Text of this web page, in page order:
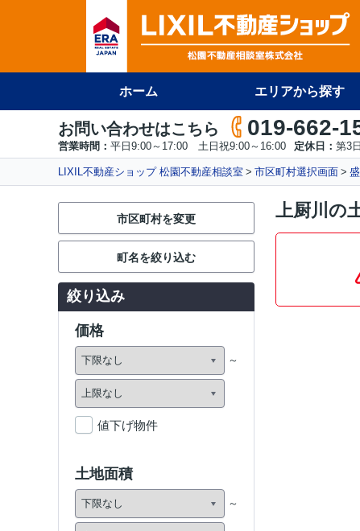
ホーム エリアから探す
お問い合わせはこちら 019-662-
営業時間： 平日9:00～17:00 土日祝9:00～16:00 定休日： 第3
LIXIL不動産ショップ 松園不動産相談室 市区町村選択画面
上厨川の
市区町村を変更
町名を絞り込む
絞り込み
価格
値下げ物件
土地面積